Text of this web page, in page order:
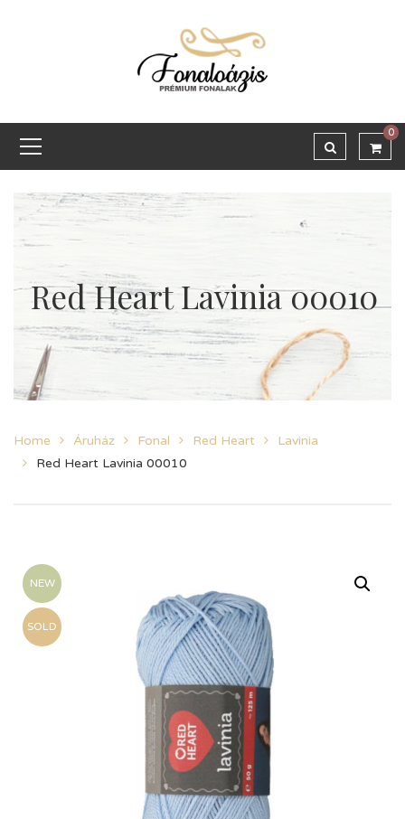
0
Red Heart Lavinia 00010
Home Áruház Fonal Red Heart
Lavinia
Red Heart Lavinia 00010
NEW
SOLD